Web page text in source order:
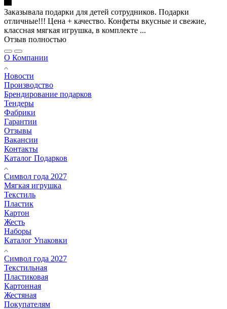
Заказывала подарки для детей сотрудников. Подарки
отличные!!! Цена + качество. Конфеты вкусные и свежие,
классная мягкая игрушка, в комплекте ...
Отзыв полностью
О Компании
Новости
Производство
Брендирование подарков
Тендеры
Фабрики
Гарантии
Отзывы
Вакансии
Контакты
Каталог Подарков
Символ года 2027
Мягкая игрушка
Текстиль
Пластик
Картон
Жесть
Наборы
Каталог Упаковки
Символ года 2027
Текстильная
Пластиковая
Картонная
Жестяная
Покупателям